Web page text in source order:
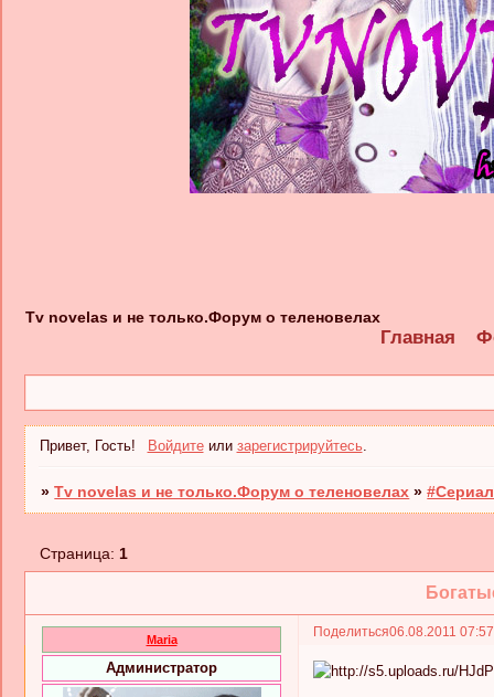
Tv novelas и не только.Форум о теленовелах
Главная
Привет, Гость! Войдитеили зарегистрируйтесь.
»Tv novelas и не только.Форум о теленовелах »
Страница:1
Поделиться06.08.2011
Maria
Администратор